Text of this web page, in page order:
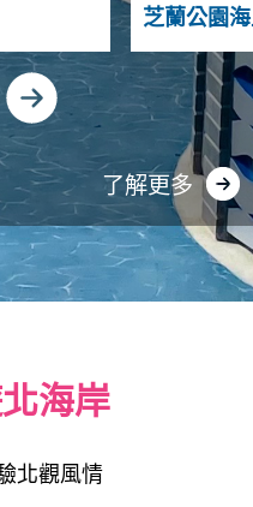
芝蘭公園
了解更多
海岸
北觀風情